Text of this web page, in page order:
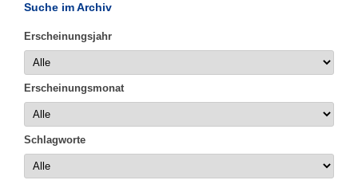
Suche im Archiv
Erscheinungsjahr
Erscheinungsmonat
Schlagworte